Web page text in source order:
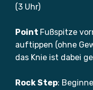
(3 Uhr)
Point Fußspitze
auftippen (ohne
das Knie ist dabei
Rock Step: